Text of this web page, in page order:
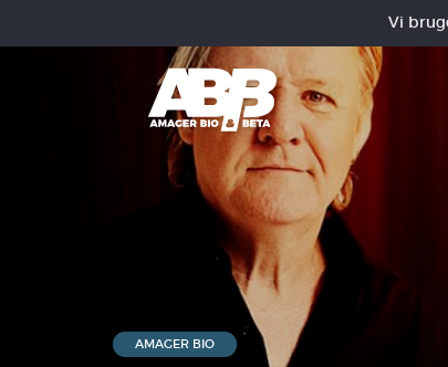
Vi
AMAGER BIO